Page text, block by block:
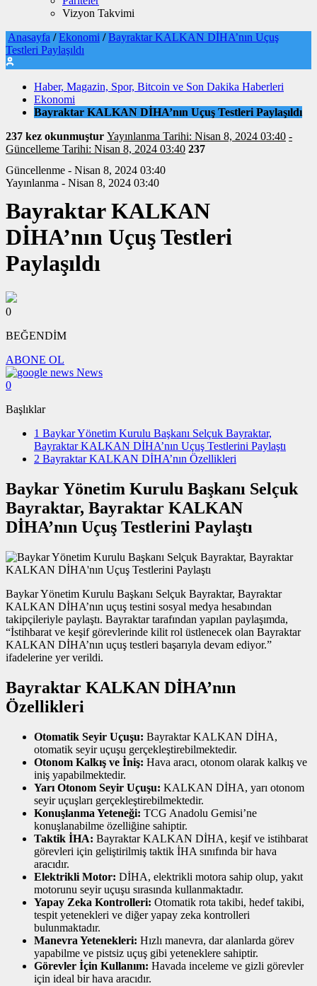
Vizyon Takvimi
Anasayfa / Ekonomi / Bayraktar KALKAN DİHA’nın Uçuş
Testleri Paylaşıldı
Haber, Magazin, Spor, Bitcoin ve Son Dakika Haberleri
Ekonomi
Bayraktar KALKAN DİHA’nın Uçuş Testleri Paylaşıldı
237 kez okunmuştur Yayınlanma Tarihi: Nisan 8, 2024 03:40 -
Güncelleme Tarihi: Nisan 8, 2024 03:40 237
Güncellenme - Nisan 8, 2024 03:40
Yayınlanma - Nisan 8, 2024 03:40
Bayraktar KALKAN
DİHA’nın Uçuş Testleri
Paylaşıldı
0
BEĞENDİM
ABONE OL
News
0
Başlıklar
1 Baykar Yönetim Kurulu Başkanı Selçuk Bayraktar,
Bayraktar KALKAN DİHA’nın Uçuş Testlerini Paylaştı
2 Bayraktar KALKAN DİHA’nın Özellikleri
Baykar Yönetim Kurulu Başkanı Selçuk
Bayraktar, Bayraktar KALKAN
DİHA’nın Uçuş Testlerini Paylaştı
Baykar Yönetim Kurulu Başkanı Selçuk Bayraktar, Bayraktar
KALKAN DİHA’nın uçuş testini sosyal medya hesabından
takipçileriyle paylaştı. Bayraktar tarafından yapılan paylaşımda,
“İstihbarat ve keşif görevlerinde kilit rol üstlenecek olan Bayraktar
KALKAN DİHA’nın uçuş testleri başarıyla devam ediyor.”
ifadelerine yer verildi.
Bayraktar KALKAN DİHA’nın
Özellikleri
Otomatik Seyir Uçuşu: Bayraktar KALKAN DİHA,
otomatik seyir uçuşu gerçekleştirebilmektedir.
Otonom Kalkış ve İniş: Hava aracı, otonom olarak kalkış ve
iniş yapabilmektedir.
Yarı Otonom Seyir Uçuşu: KALKAN DİHA, yarı otonom
seyir uçuşları gerçekleştirebilmektedir.
Konuşlanma Yeteneği: TCG Anadolu Gemisi’ne
konuşlanabilme özelliğine sahiptir.
Taktik İHA: Bayraktar KALKAN DİHA, keşif ve istihbarat
görevleri için geliştirilmiş taktik İHA sınıfında bir hava
aracıdır.
Elektrikli Motor: DİHA, elektrikli motora sahip olup, yakıt
motorunu seyir uçuşu sırasında kullanmaktadır.
Yapay Zeka Kontrolleri: Otomatik rota takibi, hedef takibi,
tespit yetenekleri ve diğer yapay zeka kontrolleri
bulunmaktadır.
Manevra Yetenekleri: Hızlı manevra, dar alanlarda görev
yapabilme ve pistsiz uçuş gibi yeteneklere sahiptir.
Görevler İçin Kullanım: Havada inceleme ve gizli görevler
için ideal bir hava aracıdır.